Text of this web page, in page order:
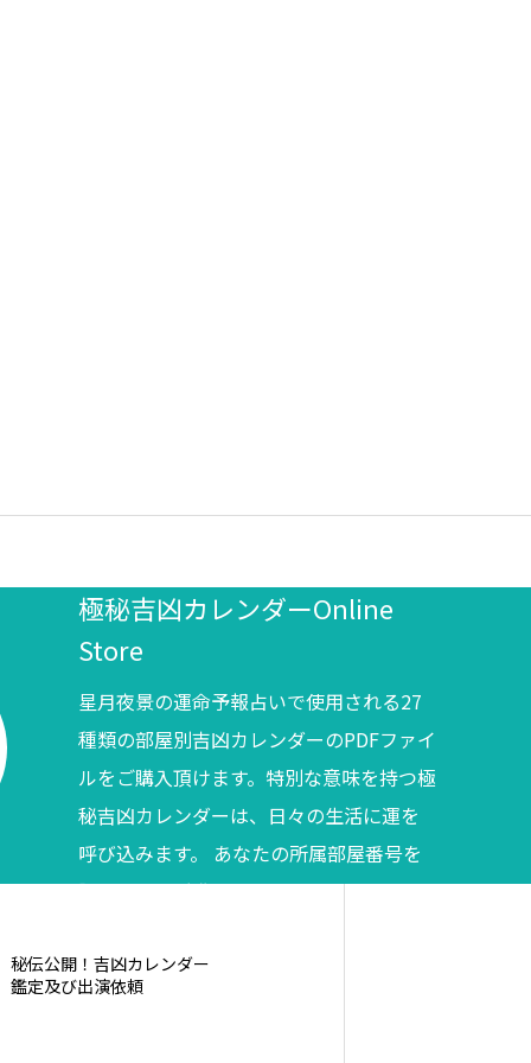
極秘吉凶カレンダーOnline
Store
星月夜景の運命予報占いで使用される27
種類の部屋別吉凶カレンダーのPDFファイ
ルをご購入頂けます。特別な意味を持つ極
秘吉凶カレンダーは、日々の生活に運を
呼び込みます。 あなたの所属部屋番号を
調べてからご購入ください。
秘伝公開！吉凶カレンダー
鑑定及び出演依頼